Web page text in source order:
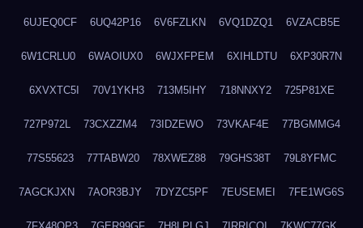
6UJEQ0CF 6UQ42P16 6V6FZLKN 6VQ1DZQ1 6VZACB5E
6W1CRLU0 6WAOIUX0 6WJXFPEM 6XIHLDTU 6XP30R7N
6XVXTC5I 70V1YKH3 713M5IHY 718NNXY2 725P81XE
727P972L 73CXZZM4 73IDZEWO 73VKAF4E 77BGMMG4
77S55623 77TABW20 78XWEZ88 79GHS38T 79L8YFMC
7AGCKJXN 7AOR3BJY 7DYZC5PF 7EUSEMEI 7FE1WG6S